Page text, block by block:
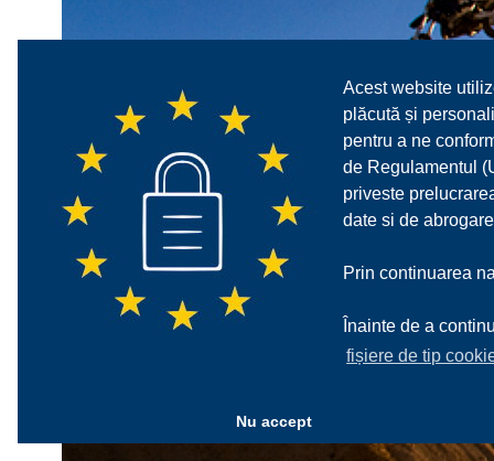
Acest website
plăcută și
pentru a ne
de Regulamentul
priveste
date si de
Prin continuarea
Înainte de a
fișiere de tip
Nu accept